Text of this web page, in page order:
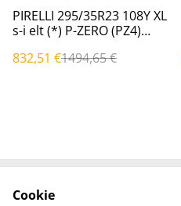
%
PIRELLI 295/35R23 108Y XL
s-i elt (*) P-ZERO (PZ4)
832,51 €1494,65 €
Cookie